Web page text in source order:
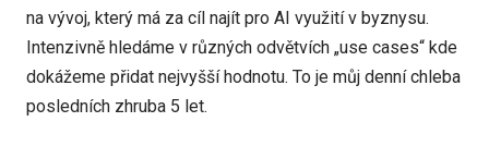
na vývoj, který má za cíl najít pro AI využití v byznysu.
Intenzivně hledáme v různých odvětvích „use cases“ kde
dokážeme přidat nejvyšší hodnotu. To je můj denní chleba
posledních zhruba 5 let.